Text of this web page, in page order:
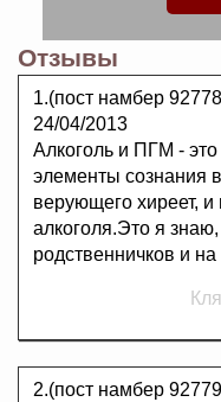
Отзывы
1.(пост намбер
24/04/2013
Алкоголь и ПГМ -
элементы сознания
верующего хиреет,
алкоголя.Это я
родственничков и на
2.(пост намбер